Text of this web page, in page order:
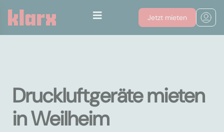
Jetzt mieten
Druckluftgeräte mieten
in Weilheim